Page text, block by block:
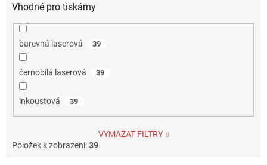
Vhodné pro tiskárny
barevná laserová 39
černobílá laserová 39
inkoustová 39
VYMAZAT FILTRY
Položek k zobrazení:39